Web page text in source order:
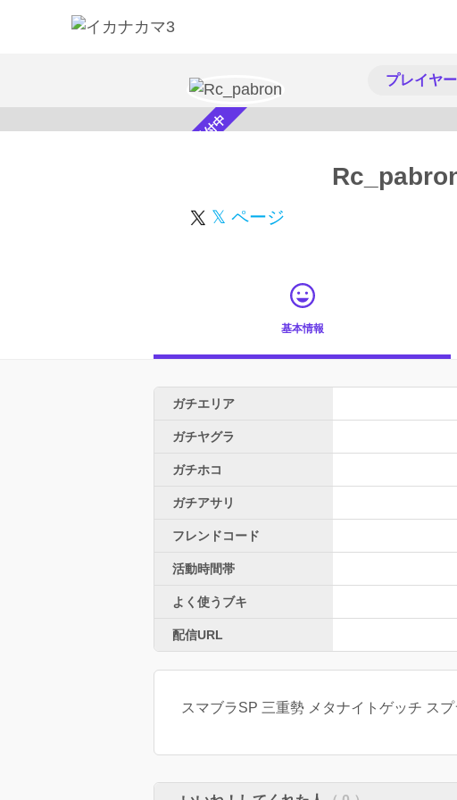
プレイヤー
スカウト受付中
𝕏 ページ
基本情報
ガチエリア
ガチヤグラ
ガチホコ
ガチアサリ
フレンドコード
活動時間帯
よく使うブキ
配信URL
スマブラSP 三重勢 メタナイトゲッチ